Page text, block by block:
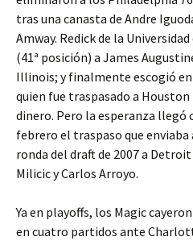
tras una canasta de Andre
Amway. Redick de la
(41ª posición) a James
Illinois; y finalmente escogió
quien fue traspasado a Houston
dinero. Pero la esperanza llegó
febrero el traspaso que
ronda del draft de 2007 a
Milicic y Carlos Arroyo.
Ya en playoffs, los Magic
en cuatro partidos ante